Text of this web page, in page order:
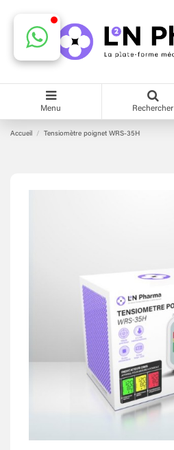
Menu Rechercher
Accueil Tensiomètre poignet WRS-35H